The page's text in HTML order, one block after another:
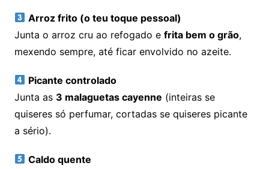
Arroz frito (o teu toque pessoal)
Junta o arroz cru ao refogado e frita bem o grão,
mexendo sempre, até ficar envolvido no azeite.
Picante controlado
Junta as 3 malaguetas cayenne (inteiras se
quiseres só perfumar, cortadas se quiseres picante
a sério).
Caldo quente